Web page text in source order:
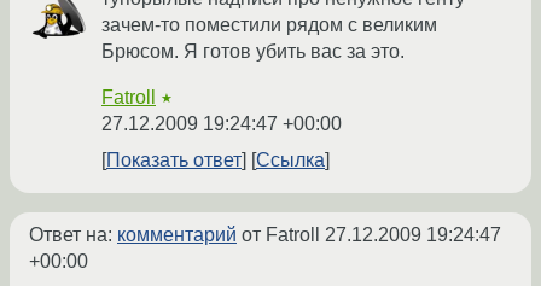
зачем-то поместили рядом с великим
Брюсом. Я готов убить вас за это.
Fatroll ★
27.12.2009 19:24:47 +00:00
Показать ответ
Ссылка
Ответ на: комментарий от Fatroll 27.12.2009 19:24:47
+00:00